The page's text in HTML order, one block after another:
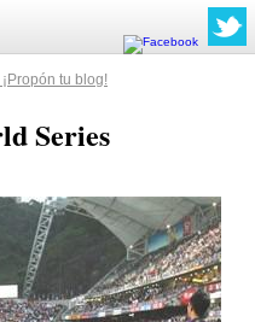
tu blog!
Series